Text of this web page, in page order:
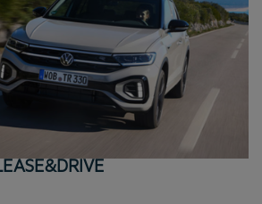
ponuku pre vásv našej
investovať väčšiu sumu.
bez akontácie.
model podľa vašich preferencií.
sa nemusíte starať o predaj
nám vozidlo odovzdáte.
kilometrov, ktoré ročne plánujete
si dĺžku zmluvy podľa vášho